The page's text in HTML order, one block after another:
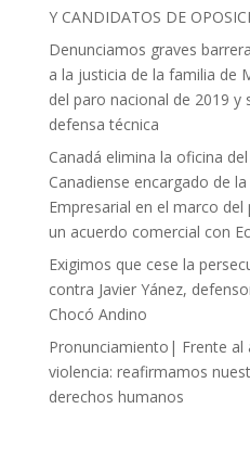
Y CANDIDATOS DE
Denunciamos graves
a la justicia de la familia de
del paro nacional de 2019 y
defensa técnica
Canadá elimina la oficina
Canadiense encargado de
Empresarial en el marco
un acuerdo comercial con
Exigimos que cese la
contra Javier Yánez,
Chocó Andino
Pronunciamiento| Frente al
violencia: reafirmamos
derechos humanos